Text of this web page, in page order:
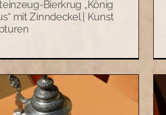
Bierkrug „König
mit Zinndeckel | Kunst